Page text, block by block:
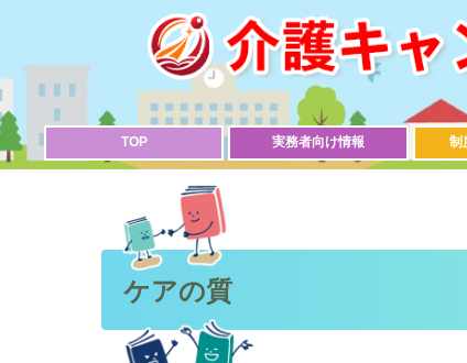
TOP 実務者向け情報 制
ケアの質